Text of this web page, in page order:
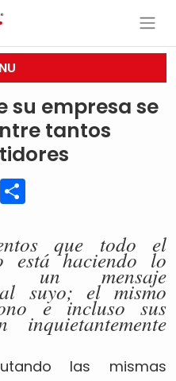
su empresa se
tantos
WhatsApp
que todo el
está haciendo lo
un mensaje
suyo; el mismo
e incluso sus
las mismas